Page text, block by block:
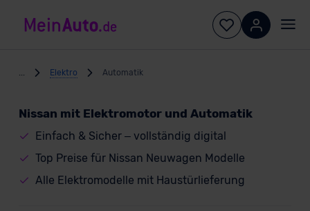
Elektro Automatik
Nissan mit Elektromotor und Automatik
Einfach & Sicher – vollständig digital
Top Preise für Nissan Neuwagen Modelle
Alle Elektromodelle mit Haustürlieferung